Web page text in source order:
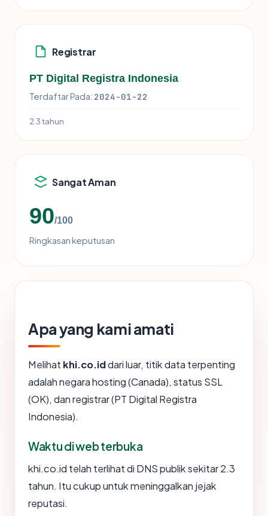
Registrar
PT Digital Registra Indonesia
Terdaftar Pada: 2024-01-22
2.3 tahun
Sangat Aman
90/100
Ringkasan keputusan
Apa yang kami amati
Melihat khi.co.iddari luar, titik data terpenting
adalah negara hosting (Canada), status SSL
(OK), dan registrar (PT Digital Registra
Indonesia).
Waktu di web terbuka
khi.co.id telah terlihat di DNS publik sekitar 2.3
tahun. Itu cukup untuk meninggalkan jejak
reputasi.